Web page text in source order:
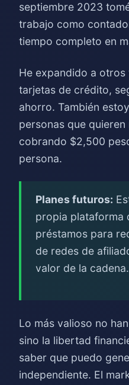
septiembre 2023
trabajo como
tiempo completo en
He expandido a
tarjetas de crédito,
ahorro. También
personas que
cobrando $2,500
persona.
Planes futuros:
propia plataforma
préstamos para
de redes de
valor de la cadena.
Lo más valioso no
sino la libertad
saber que puedo
independiente. El